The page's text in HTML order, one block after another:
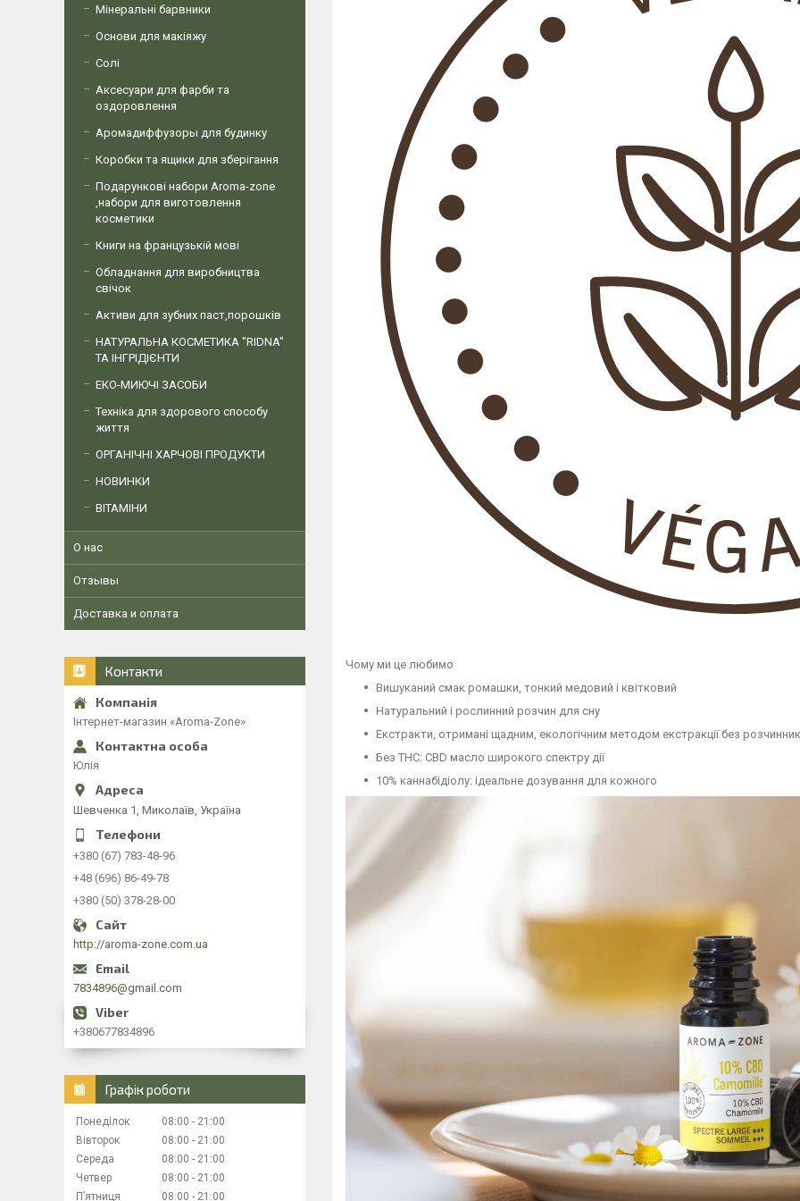
Чому ми це любимо
Вишуканий смак ромашки, тонкий медовий і квітковий
Натуральний і рослинний розчин для сну
Екстракти, отримані щадним, екологічним методом екстракції без
Без THC: CBD масло широкого спектру дії
10% каннабідіолу: ідеальне дозування для кожного
Мінеральні барвники
Основи для макіяжу
Солі
Аксесуари для фарби та
оздоровлення
Аромадиффузоры для будинку
Коробки та ящики для зберігання
Подарункові набори Aroma-zone
,набори для виготовлення
косметики
Книги на французькій мові
Обладнання для виробництва
свічок
Активи для зубних паст,порошків
НАТУРАЛЬНА КОСМЕТИКА "RIDNA"
ТА ІНГРІДІЄНТИ
ЕКО-МИЮЧІ ЗАСОБИ
Техніка для здорового способу
життя
ОРГАНІЧНІ ХАРЧОВІ ПРОДУКТИ
НОВИНКИ
ВІТАМІНИ
О нас
Отзывы
Доставка и оплата
Контакти
Інтернет-магазин «Aroma-Zone»
Юлія
Шевченка 1, Миколаїв, Україна
+380 (67) 783-48-96
+48 (696) 86-49-78
+380 (50) 378-28-00
http://aroma-zone.com.ua
7834896@gmail.com
+380677834896
Графік роботи
Понеділок 08:00
21:00
Вівторок
08:00
21:00
Середа
08:00
21:00
Четвер
08:00
21:00
Пʼятниця
08:00 21:00